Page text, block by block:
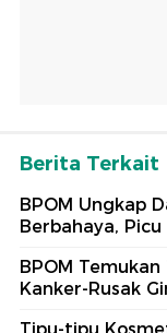
Berita Terkait
BPOM Ungkap
Berbahaya,
BPOM
Kanker-Rusak
Tipu-tipu